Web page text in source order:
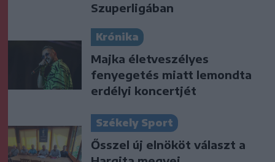
Szuperligában
Krónika
Majka életveszélyes
fenyegetés miatt lemondta
erdélyi koncertjét
Székely Sport
Ősszel új elnököt választ a